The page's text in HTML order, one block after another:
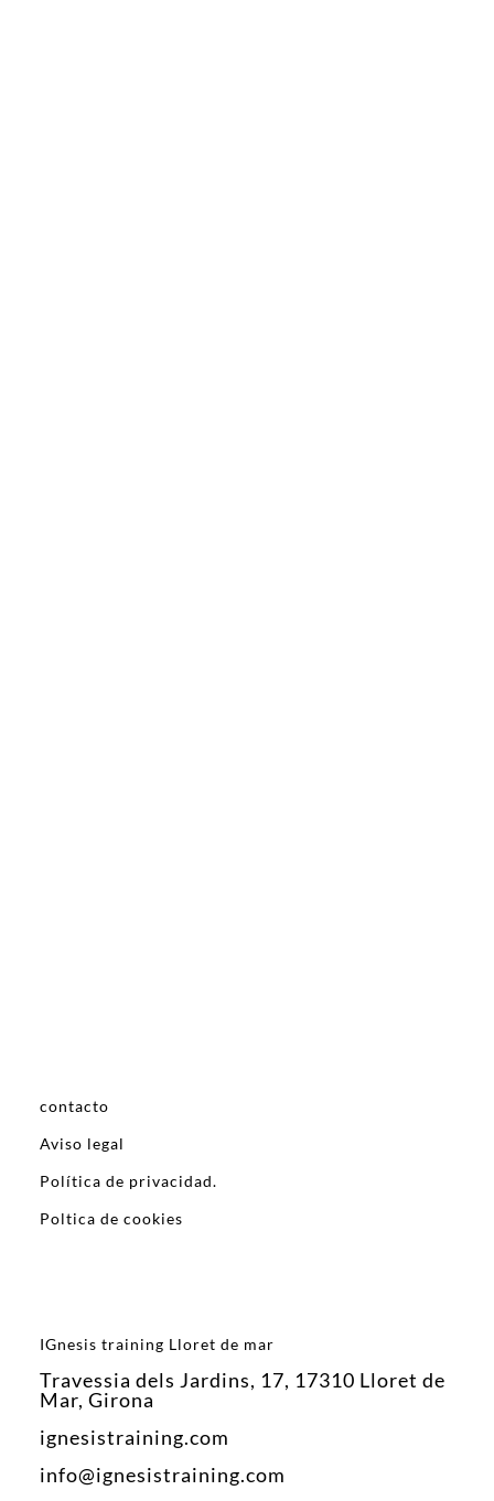
contacto
Aviso legal
Política de privacidad.
Poltica de cookies
IGnesis training Lloret de mar
Travessia dels Jardins, 17, 17310 Lloret de
Mar, Girona
ignesistraining.com
info@ignesistraining.com